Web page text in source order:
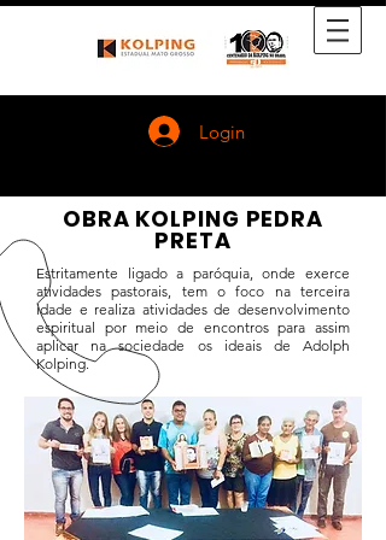
Login
OBRA KOLPING PEDRA
PRETA
Estritamente ligado a paróquia, onde exerce
atividades pastorais, tem o foco na terceira
idade e realiza atividades de desenvolvimento
espiritual por meio de encontros para assim
aplicar na sociedade os ideais de Adolph
Kolping.